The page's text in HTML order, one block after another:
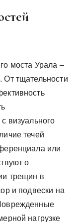
моста Урала –
тщательности
визуального
течей
или
о
трещин в
и подвески на
нагрузке